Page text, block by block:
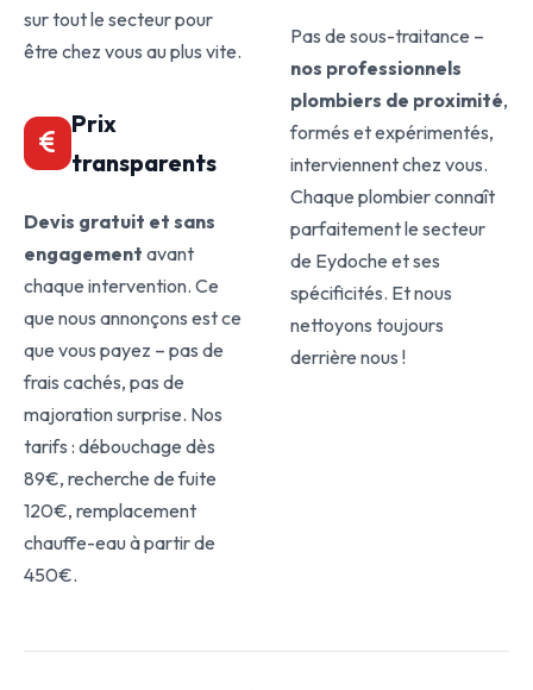
sur tout le secteur pour
être chez vous au plus vite.
Prix
transparents
Devis gratuit et sans
engagement avant
chaque intervention. Ce
que nous annonçons est ce
que vous payez – pas de
frais cachés, pas de
majoration surprise. Nos
tarifs : débouchage dès
89€, recherche de fuite
120€, remplacement
chauffe-eau à partir de
450€.
Pas de sous-traitance –
nos professionnels
plombiers de proximité,
formés et expérimentés,
interviennent chez vous.
Chaque plombier connaît
parfaitement le secteur
de Eydoche et ses
spécificités. Et nous
nettoyons toujours
derrière nous !